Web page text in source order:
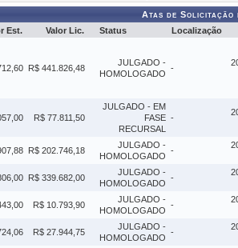
Atas de Solicitação
Est. Valor Lic. Status Localização
R$ 441.826,48
JULGADO -
HOMOLOGADO
-
R$ 77.811,50
JULGADO - EM
FASE
RECURSAL
-
R$ 202.746,18
JULGADO -
HOMOLOGADO
-
R$ 339.682,00
JULGADO -
HOMOLOGADO
-
R$ 10.793,90
JULGADO -
HOMOLOGADO
-
R$ 27.944,75
JULGADO -
HOMOLOGADO
-